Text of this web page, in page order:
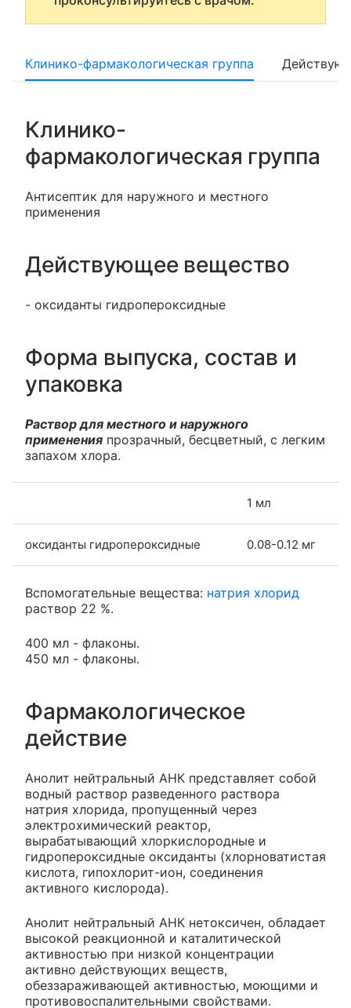
Клинико-фармакологическая группа
Клинико-
фармакологическая группа
Антисептик для наружного и местного
применения
Действующее вещество
- оксиданты гидропероксидные
Форма выпуска, состав и
упаковка
Раствор для местного и наружного
применения прозрачный, бесцветный, с легким
запахом хлора.
1 мл
оксиданты гидропероксидные 0.08-0.12 мг
Вспомогательные вещества: натрия хлорид
раствор 22 %.
400 мл - флаконы.
450 мл - флаконы.
Фармакологическое
действие
Анолит нейтральный АНК представляет собой
водный раствор разведенного раствора
натрия хлорида, пропущенный через
электрохимический реактор,
вырабатывающий хлоркислородные и
гидропероксидные оксиданты (хлорноватистая
кислота, гипохлорит-ион, соединения
активного кислорода).
Анолит нейтральный АНК нетоксичен, обладает
высокой реакционной и каталитической
активностью при низкой концентрации
активно действующих веществ,
обеззараживающей активностью, моющими и
противовоспалительными свойствами.